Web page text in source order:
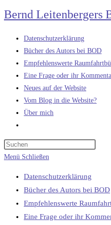
Zum
Inhalt
springen
Bernd Leitenbergers
Datenschutzerklärung
Bücher des Autors bei BOD
Empfehlenswerte
Eine Frage oder ihr
Neues auf der Website
Vom Blog in die Website?
Über mich
umschalten
Menü Schließen
Datenschutzerklärung
Bücher des Autors bei BOD
Empfehlenswerte
Eine Frage oder ihr